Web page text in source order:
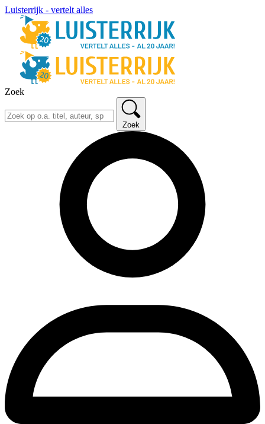
Luisterrijk - vertelt alles
Zoek
Zoek